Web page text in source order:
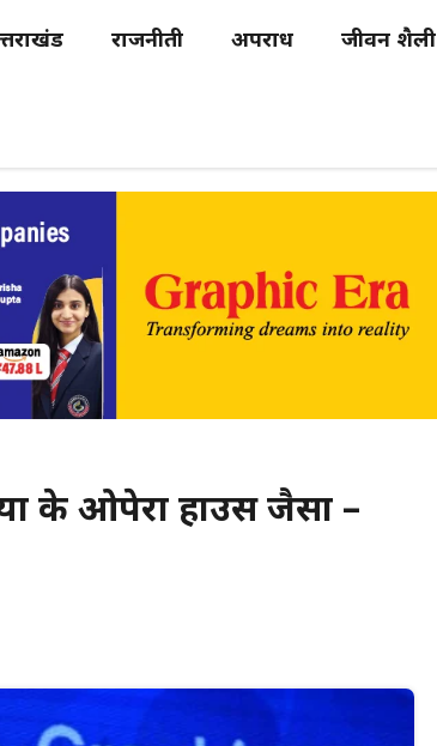
राजनीती अपराध जीवन शैली
के ओपेरा हाउस जैसा –